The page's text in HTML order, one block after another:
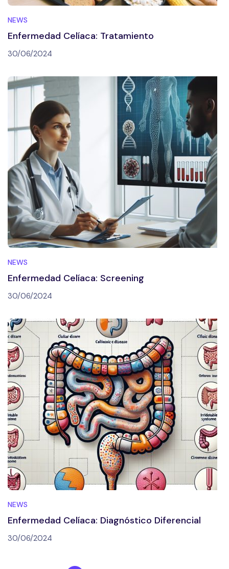
NEWS
Enfermedad Celíaca: Tratamiento
30/06/2024
NEWS
Enfermedad Celíaca: Screening
30/06/2024
NEWS
Enfermedad Celíaca: Diagnóstico Diferencial
30/06/2024